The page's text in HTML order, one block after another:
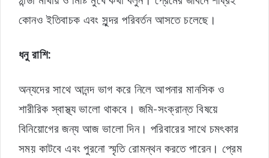
কোনও ইতিবাচক এবং সুন্দর পরিবর্তন আসতে চলেছে।
ধনু রাশি:
অন্যদের সাথে আনন্দ ভাগ করে নিলে আপনার মানসিক ও
শারীরিক স্বাস্থ্য ভালো থাকবে। জমি-সংক্রান্ত বিষয়ে
বিনিয়োগের জন্য আজ ভালো দিন। পরিবারের সাথে চমৎকার
সময় কাটবে এবং পুরনো স্মৃতি রোমন্থন করতে পারেন। প্রেম